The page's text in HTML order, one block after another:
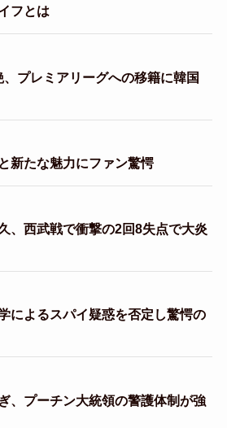
フとは
プレミアリーグへの移籍に韓国
新たな魅力にファン驚愕
、西武戦で衝撃の2回8失点で大炎
によるスパイ疑惑を否定し驚愕の
、プーチン大統領の警護体制が強